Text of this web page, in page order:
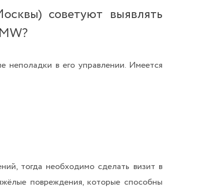
советуют выявлять
неполадки в его управлении. Имеется
тогда необходимо сделать визит в
повреждения, которые способны